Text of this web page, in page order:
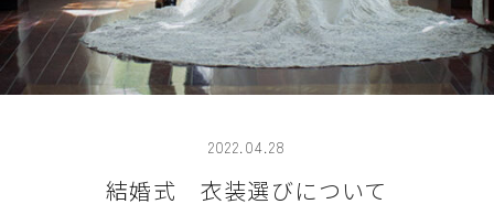
2022.04.28
結婚式 衣装選びについて